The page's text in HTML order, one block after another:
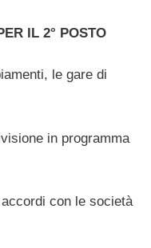
IL 2° POSTO
le gare di
in programma
con le società